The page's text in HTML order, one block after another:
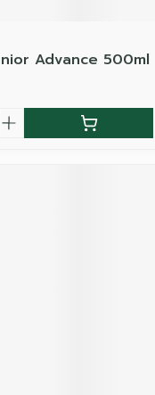
Advance 500ml